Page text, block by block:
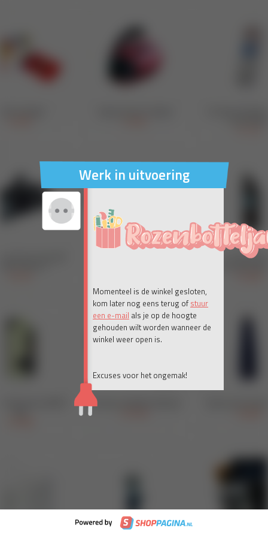
Werk in uitvoering
Momenteel is de winkel gesloten,
kom later nog eens terug of stuur
een e-mail als je op de hoogte
gehouden wilt worden wanneer de
winkel weer open is.
Excuses voor het ongemak!